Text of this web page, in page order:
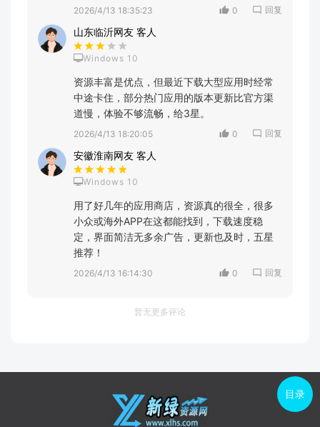
2026/4/13 18:35:23 0 回复
山东临沂网友 客人
Windows 10
资源丰富是优点，但最近下载大型应用时经常
中途卡住，部分热门应用的版本更新比官方渠
道慢，体验不够流畅，给3星。
2026/4/13 18:20:05 0 回复
安徽淮南网友 客人
Windows 10
用了好几年的应用商店，资源真的很全，很多
小众或海外APP在这都能找到，下载速度稳
定，界面简洁无多余广告，更新也及时，五星
推荐！
2026/4/13 16:14:30 0 回复
暂无更多评论
目录